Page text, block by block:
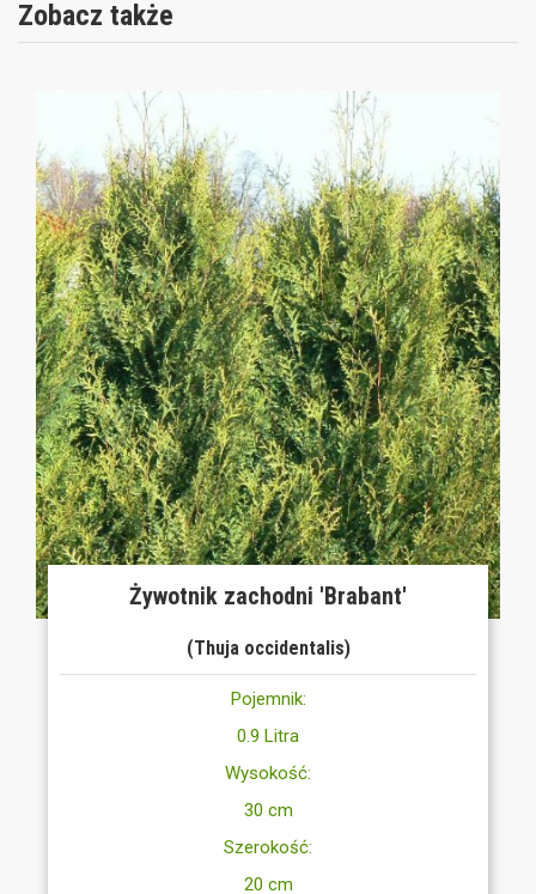
Zobacz także
Żywotnik zachodni 'Brabant'
(Thuja occidentalis)
Pojemnik:
0.9 Litra
Wysokość:
30 cm
Szerokość:
20 cm